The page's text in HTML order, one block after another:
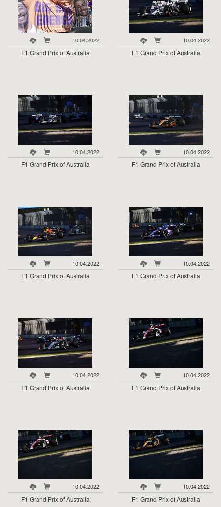
10.04.2022
F1 Grand Prix of Australia
10.04.2022
F1 Grand Prix of Australia
10.04.2022
F1 Grand Prix of Australia
10.04.2022
F1 Grand Prix of Australia
10.04.2022
F1 Grand Prix of Australia
10.04.2022
F1 Grand Prix of Australia
10.04.2022
F1 Grand Prix of Australia
10.04.2022
F1 Grand Prix of Australia
10.04.2022
F1 Grand Prix of Australia
10.04.2022
F1 Grand Prix of Australia